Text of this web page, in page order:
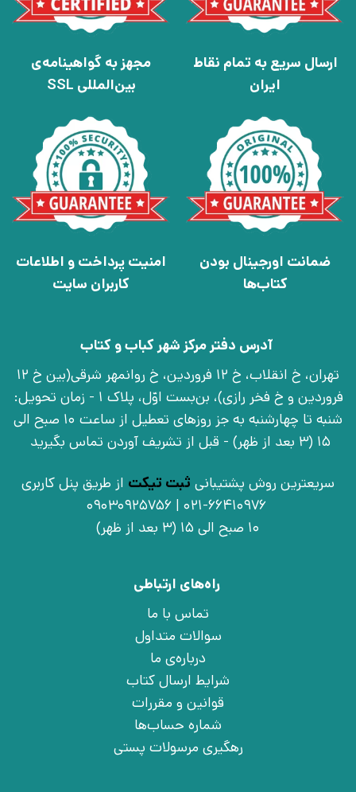
ارسال سریع به تمام نقاط
ایران
مجهز به گواهینامه‌ی
بین‌المللی SSL
ضمانت اورجینال بودن
کتاب‌ها
امنیت پرداخت و اطلاعات
کاربران سایت
آدرس دفتر مرکز شهر کباب و کتاب
تهران، خ انقلاب، خ 12 فروردین، خ روانمهر شرقی(بین خ 12
فروردین و خ فخر رازی)، بن‌بست اوّل، پلاک 1 - زمان تحویل:
شنبه تا چهارشنبه به جز روزهای تعطیل از ساعت 10 صبح الی
15 (3 بعد از ظهر) - قبل از تشریف آوردن تماس بگیرید
سریعترین روش پشتیبانی ثبت تیکت از طریق پنل کاربری
021-66410976 | 09030925756
10 صبح الی 15 (3 بعد از ظهر)
راه‌های ارتباطی
تماس با ما
سوالات متداول
درباره‌ی ما
شرایط ارسال کتاب
قوانین و مقررات
شماره حساب‌ها
رهگیری مرسولات پستی